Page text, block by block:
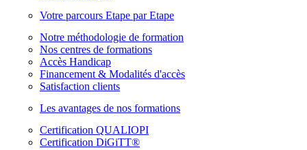
Votre parcours Etape par Etape
Notre méthodologie de formation
Nos centres de formations
Accès Handicap
Financement & Modalités d'accès
Satisfaction clients
Les avantages de nos formations
Certification QUALIOPI
Certification DiGiTT®